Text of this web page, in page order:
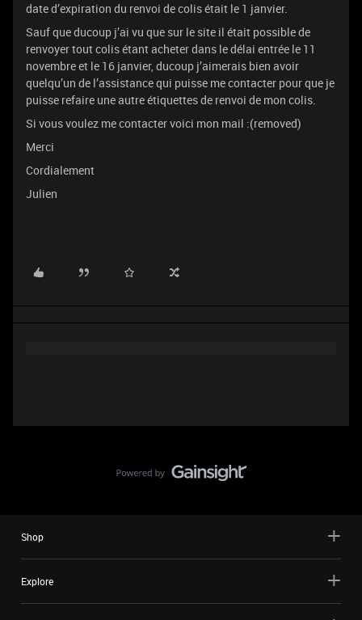
date d’expiration du renvoi de colis était le 1 janvier.
Sauf que ducoup j’ai vu que sur le site il était possible de
renvoyer tout colis étant acheter dans le délai entrée le 11
novembre et le 16 janvier, ducoup j’aimerais bien avoir
quelqu’un de l’assistance qui puisse me contacter pour que je
puisse refaire une autre étiquettes de renvoi de mon colis.
Si vous voulez me contacter voici mon mail :(removed)
Merci
Cordialement
Julien
Shop
Explore